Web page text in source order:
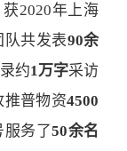
2020年上海
队共发表90余
约1万字采访
推普物资4500
服务了50余名